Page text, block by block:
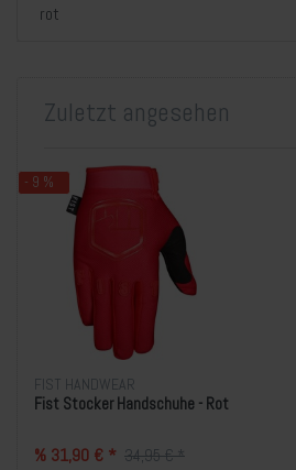
rot
Zuletzt angesehen
- 9 %
FIST HANDWEAR
Fist Stocker Handschuhe - Rot
% 31,90 € * 34,95 € *